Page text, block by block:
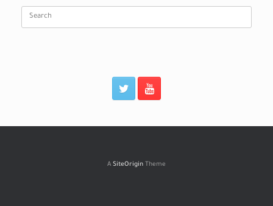
Search
A SiteOrigin Theme